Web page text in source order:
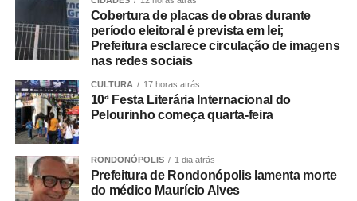
que criou a Câmara de Resolução Consensual de
Conflitos, a *Consenso-MT*, não autorizaria esse tipo de
negociação envolvendo créditos tributários.
O ex-governador também disse que sua equipe
identificou movimentações financeiras consideradas
suspeitas envolvendo fundos de investimento ligados aos
valores pagos no acordo. As informações foram reunidas
em uma representação encaminhada à PGR, que
posteriormente resultou na abertura das investigações
pela Polícia Federal.
Cobertura de placas de obras durante
período eleitoral é prevista em lei;
Prefeitura esclarece circulação de imagens
nas redes sociais
CULTURA 17 horas atrás
10ª Festa Literária Internacional do
Pelourinho começa quarta-feira
RONDONÓPOLIS 1 dia atrás
Prefeitura de Rondonópolis lamenta morte
do médico Maurício Alves